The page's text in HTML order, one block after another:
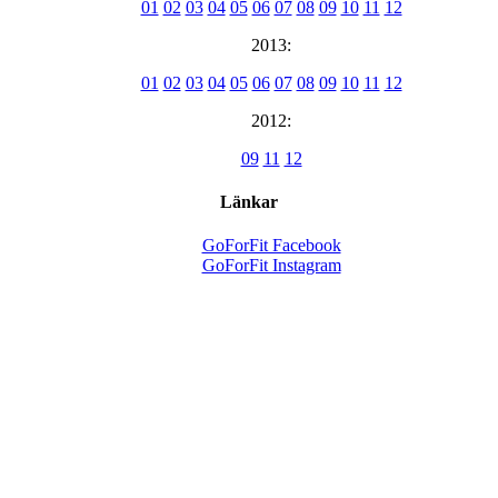
01 02 03 04 05 06 07 08 09 10 11 12
2013:
01 02 03 04 05 06 07 08 09 10 11 12
2012:
09 11 12
Länkar
GoForFit Facebook
GoForFit Instagram